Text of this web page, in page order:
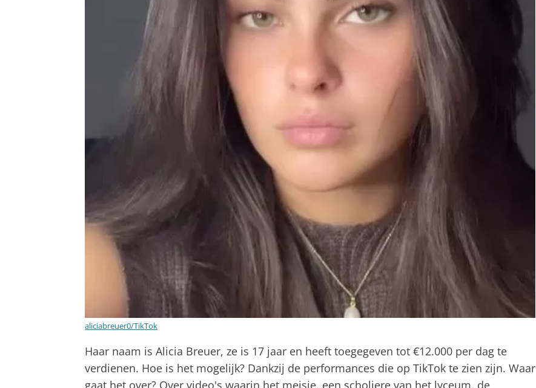
aliciabreuer0/TikTok
Haar naam is Alicia Breuer, ze is 17 jaar en heeft toegegeven tot €12.000 per dag te
verdienen. Hoe is het mogelijk? Dankzij de performances die op TikTok te zien zijn. Waar